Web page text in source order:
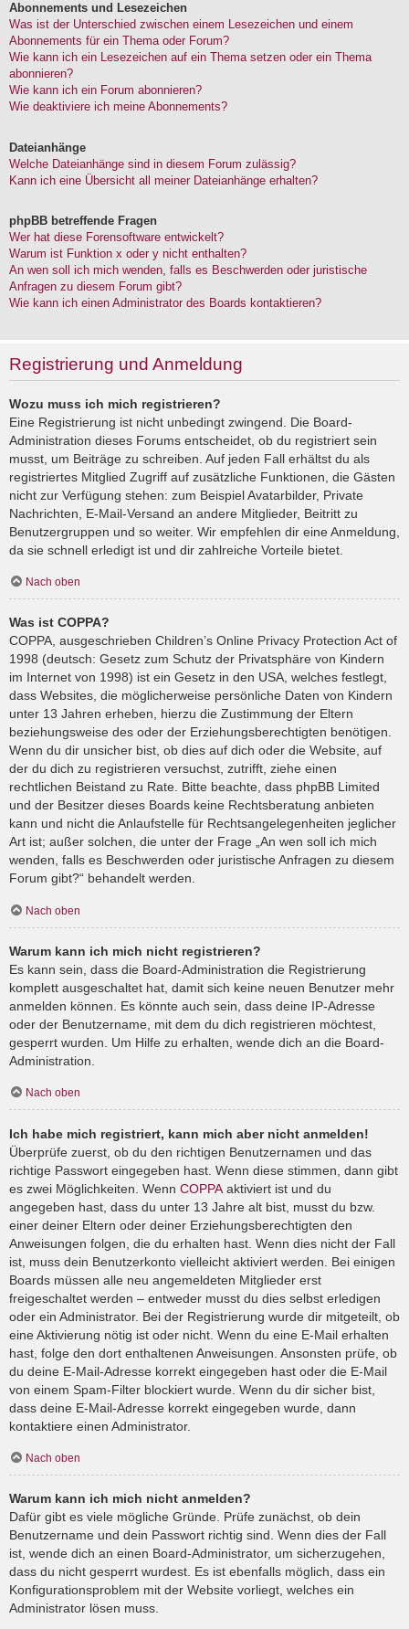
Abonnements und Lesezeichen
Was ist der Unterschied zwischen einem Lesezeichen und einem
Abonnements für ein Thema oder Forum?
Wie kann ich ein Lesezeichen auf ein Thema setzen oder ein Thema
abonnieren?
Wie kann ich ein Forum abonnieren?
Wie deaktiviere ich meine Abonnements?
Dateianhänge
Welche Dateianhänge sind in diesem Forum zulässig?
Kann ich eine Übersicht all meiner Dateianhänge erhalten?
phpBB betreffende Fragen
Wer hat diese Forensoftware entwickelt?
Warum ist Funktion x oder y nicht enthalten?
An wen soll ich mich wenden, falls es Beschwerden oder juristische
Anfragen zu diesem Forum gibt?
Wie kann ich einen Administrator des Boards kontaktieren?
Registrierung und Anmeldung
Wozu muss ich mich registrieren?
Eine Registrierung ist nicht unbedingt zwingend. Die Board-
Administration dieses Forums entscheidet, ob du registriert sein
musst, um Beiträge zu schreiben. Auf jeden Fall erhältst du als
registriertes Mitglied Zugriff auf zusätzliche Funktionen, die Gästen
nicht zur Verfügung stehen: zum Beispiel Avatarbilder, Private
Nachrichten, E-Mail-Versand an andere Mitglieder, Beitritt zu
Benutzergruppen und so weiter. Wir empfehlen dir eine Anmeldung,
da sie schnell erledigt ist und dir zahlreiche Vorteile bietet.
Nach oben
Was ist COPPA?
COPPA, ausgeschrieben Children’s Online Privacy Protection Act of
1998 (deutsch: Gesetz zum Schutz der Privatsphäre von Kindern
im Internet von 1998) ist ein Gesetz in den USA, welches festlegt,
dass Websites, die möglicherweise persönliche Daten von Kindern
unter 13 Jahren erheben, hierzu die Zustimmung der Eltern
beziehungsweise des oder der Erziehungsberechtigten benötigen.
Wenn du dir unsicher bist, ob dies auf dich oder die Website, auf
der du dich zu registrieren versuchst, zutrifft, ziehe einen
rechtlichen Beistand zu Rate. Bitte beachte, dass phpBB Limited
und der Besitzer dieses Boards keine Rechtsberatung anbieten
kann und nicht die Anlaufstelle für Rechtsangelegenheiten jeglicher
Art ist; außer solchen, die unter der Frage „An wen soll ich mich
wenden, falls es Beschwerden oder juristische Anfragen zu diesem
Forum gibt?“ behandelt werden.
Nach oben
Warum kann ich mich nicht registrieren?
Es kann sein, dass die Board-Administration die Registrierung
komplett ausgeschaltet hat, damit sich keine neuen Benutzer mehr
anmelden können. Es könnte auch sein, dass deine IP-Adresse
oder der Benutzername, mit dem du dich registrieren möchtest,
gesperrt wurden. Um Hilfe zu erhalten, wende dich an die Board-
Administration.
Nach oben
Ich habe mich registriert, kann mich aber nicht anmelden!
Überprüfe zuerst, ob du den richtigen Benutzernamen und das
richtige Passwort eingegeben hast. Wenn diese stimmen, dann gibt
es zwei Möglichkeiten. Wenn COPPA aktiviert ist und du
angegeben hast, dass du unter 13 Jahre alt bist, musst du bzw.
einer deiner Eltern oder deiner Erziehungsberechtigten den
Anweisungen folgen, die du erhalten hast. Wenn dies nicht der Fall
ist, muss dein Benutzerkonto vielleicht aktiviert werden. Bei einigen
Boards müssen alle neu angemeldeten Mitglieder erst
freigeschaltet werden – entweder musst du dies selbst erledigen
oder ein Administrator. Bei der Registrierung wurde dir mitgeteilt, ob
eine Aktivierung nötig ist oder nicht. Wenn du eine E-Mail erhalten
hast, folge den dort enthaltenen Anweisungen. Ansonsten prüfe, ob
du deine E-Mail-Adresse korrekt eingegeben hast oder die E-Mail
von einem Spam-Filter blockiert wurde. Wenn du dir sicher bist,
dass deine E-Mail-Adresse korrekt eingegeben wurde, dann
kontaktiere einen Administrator.
Nach oben
Warum kann ich mich nicht anmelden?
Dafür gibt es viele mögliche Gründe. Prüfe zunächst, ob dein
Benutzername und dein Passwort richtig sind. Wenn dies der Fall
ist, wende dich an einen Board-Administrator, um sicherzugehen,
dass du nicht gesperrt wurdest. Es ist ebenfalls möglich, dass ein
Konfigurationsproblem mit der Website vorliegt, welches ein
Administrator lösen muss.